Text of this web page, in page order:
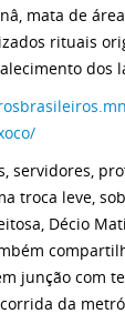
mata de
rituais
dos
servidores,
troca leve,
Décio
junção com
da